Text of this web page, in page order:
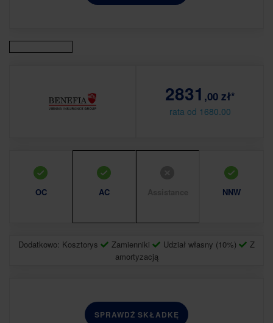
2831 ,00 zł*
rata od 1680.00
OC AC NNW
Dodatkowo: Kosztorys Zamienniki Udział własny (10%)
Z
amortyzacją
SPRAWDŹ SKŁADKĘ